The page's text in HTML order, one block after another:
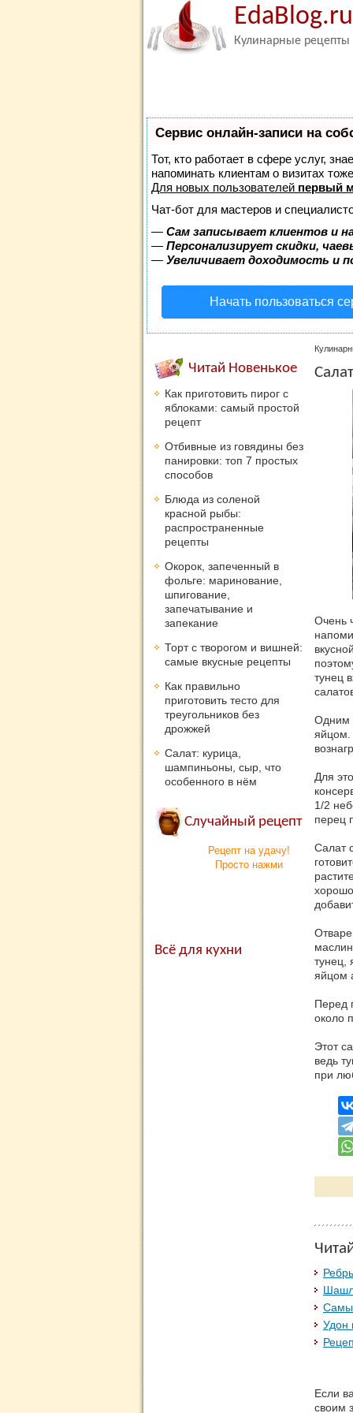
EdaBlog.ru
Кулинарные рецепты
Сервис онлайн-записи на
Тот, кто работает в сфере услуг,
напоминать клиентам о визитах
Для новых пользователей первый
Чат-бот для мастеров и
— Сам записывает клиентов и
— Персонализирует скидки,
— Увеличивает доходимость и
Начать пользоваться
Очень
тунец
Одним
яйцом.
Для
1/2
перец
Салат
тунец,
яйцом
Перед
около
Этот
ведь
при
Удон
Если
своим
Читай Новенькое
Как приготовить пирог с
яблоками: самый простой
рецепт
Отбивные из говядины без
панировки: топ 7 простых
способов
Блюда из соленой
красной рыбы:
распространенные
рецепты
Окорок, запеченный в
фольге: маринование,
шпигование,
запечатывание и
запекание
Торт с творогом и вишней:
самые вкусные рецепты
Как правильно
приготовить тесто для
треугольников без
дрожжей
Салат: курица,
шампиньоны, сыр, что
особенного в нём
Случайный рецепт
Рецепт на удачу!
Просто нажми
Всё для кухни